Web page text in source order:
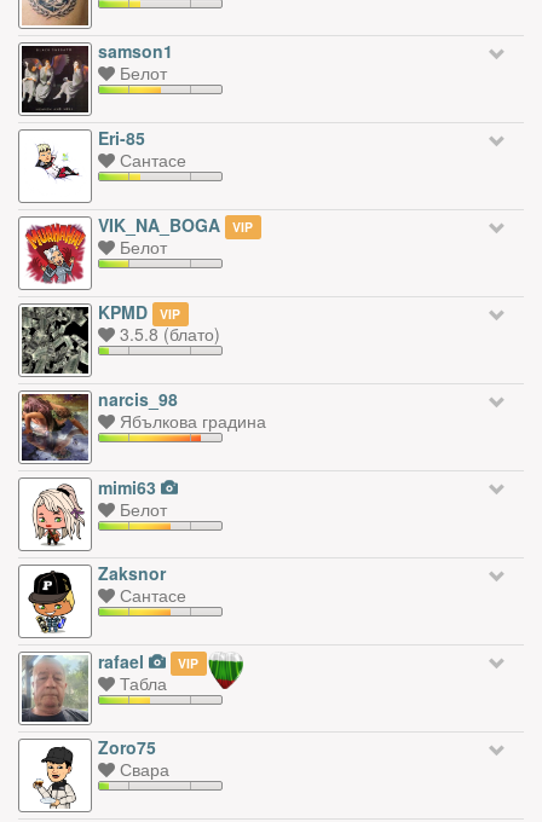
samson1
Белот
Eri-85
Сантасе
VIK_NA_BOGA VIP
Белот
KPMD VIP
3.5.8 (блато)
narcis_98
Ябълкова градина
mimi63
Белот
Zaksnor
Сантасе
rafael VIP
Табла
Zoro75
Свара